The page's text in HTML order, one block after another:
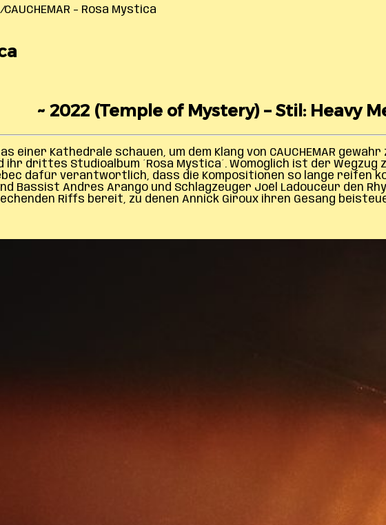
/CAUCHEMAR – Rosa Mystica
~ 2022 (Temple of Mystery) – Stil: Heavy
Kathedrale schauen, um dem Klang von CAUCHEMAR
drittes Studioalbum ´Rosa Mystica´. Womöglich ist der Wegzug
dafür verantwortlich, dass die Kompositionen so lange reifen
Bassist Andres Arango und Schlagzeuger Joël Ladouceur den
Riffs bereit, zu denen Annick Giroux ihren Gesang